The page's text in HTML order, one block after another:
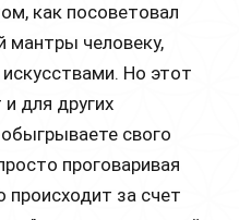
как посоветовал
мантры человеку,
Но этот
для других
свого
проговаривая
за счет